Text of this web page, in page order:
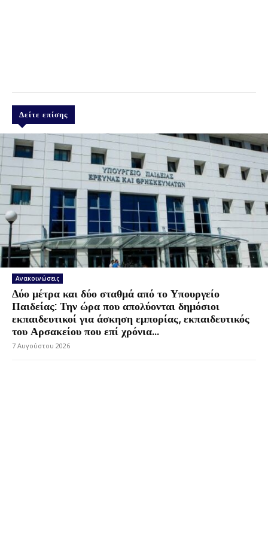
Δείτε επίσης
Ανακοινώσεις
Δύο μέτρα και δύο σταθμά από το Υπουργείο
Παιδείας: Την ώρα που απολύονται δημόσιοι
εκπαιδευτικοί για άσκηση εμπορίας, εκπαιδευτικός
του Αρσακείου που επί χρόνια...
7 Αυγούστου 2026